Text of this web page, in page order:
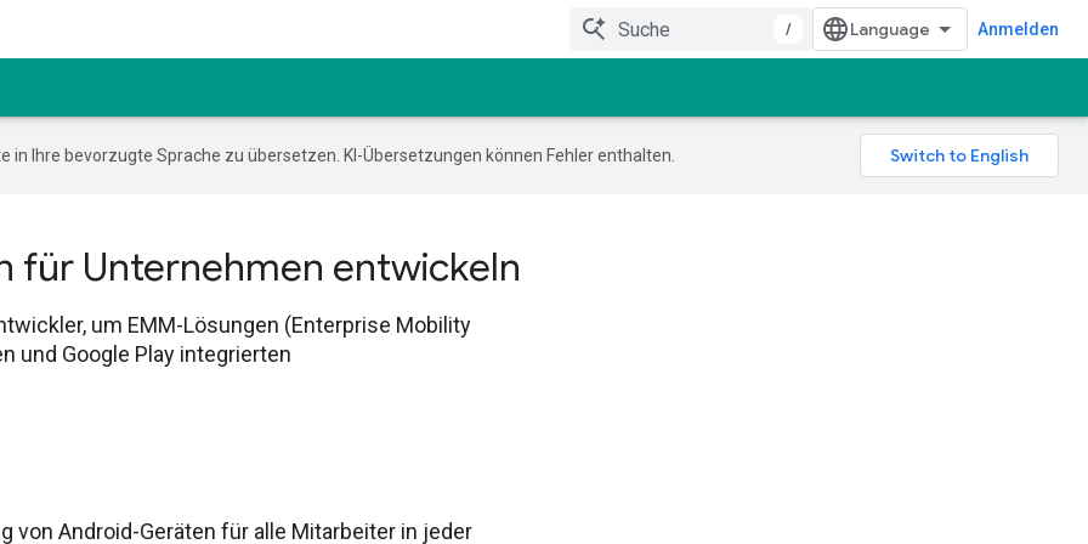
/ Anmelden
in Ihre bevorzugte Sprache zu übersetzen. KI-Übersetzungen können Fehler enthalten.
für Unternehmen entwickeln
um EMM-Lösungen (Enterprise Mobility
und Google Play integrierten
von Android-Geräten für alle Mitarbeiter in jeder